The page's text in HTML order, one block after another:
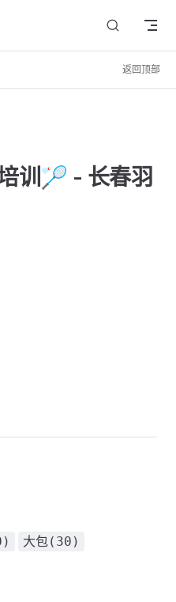
返回顶部
训🏸 - 长春羽
大包(30)